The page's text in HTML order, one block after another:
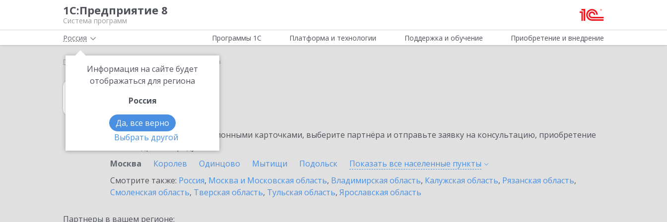
1С:Предприятие 8
Система программ
Россия
Информация на сайте будет
отображаться для региона
Россия
Да, все верно
Выбрать другой
Программы 1С Платформа и технологии Поддержка и обучение Приобретение и внедрение
Главная Москва
1С:Гаражи
в Москве
Ознакомьтесь с информационными карточками, выберите партнёра и отправьте заявку на консультацию, приобретение
Москва
Королев Одинцово Мытищи Подольск Показать все населенные пункты
Смотрите также: Россия, Москва и Московская область, Владимирская область, Калужская область, Рязанская область,
Смоленская область, Тверская область, Тульская область, Ярославская область
Партнеры в вашем регионе: